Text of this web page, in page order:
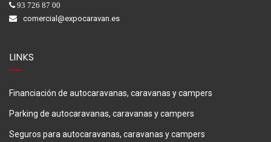
93 726 87 00
comercial@expocaravan.es
LINKS
Financiación de autocaravanas, caravanas y campers
Parking de autocaravanas, caravanas y campers
Seguros para autocaravanas, caravanas y campers